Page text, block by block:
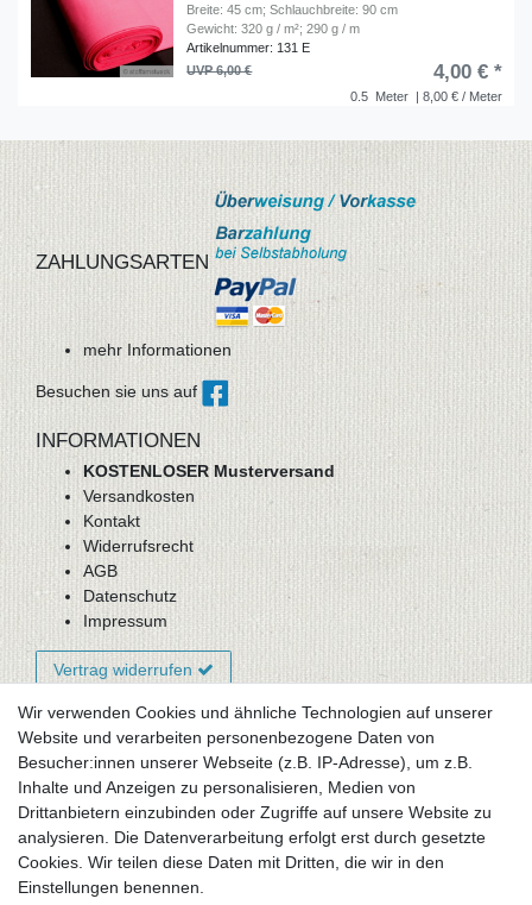
Breite: 45 cm; Schlauchbreite: 90 cm
Gewicht: 320 g / m²; 290 g / m
Artikelnummer: 131 E
0.5 Meter | 8,00 € / Meter
UVP 6,00 € 4,00 € *
ZAHLUNGSARTEN
mehr Informationen
Besuchen sie uns auf
INFORMATIONEN
KOSTENLOSER Musterversand
Versandkosten
Kontakt
Widerrufsrecht
AGB
Datenschutz
Impressum
Vertrag widerrufen
Newsletter-Anmeldung
FAQ / Fragen
Mein Warenkorb
Mein Merkzettel
Mein Konto
Wir verwenden Cookies und ähnliche Technologien auf unserer
Website und verarbeiten personenbezogene Daten von
Besucher:innen unserer Webseite (z.B. IP-Adresse), um z.B.
Inhalte und Anzeigen zu personalisieren, Medien von
Drittanbietern einzubinden oder Zugriffe auf unsere Website zu
analysieren. Die Datenverarbeitung erfolgt erst durch gesetzte
Cookies. Wir teilen diese Daten mit Dritten, die wir in den
Einstellungen benennen.